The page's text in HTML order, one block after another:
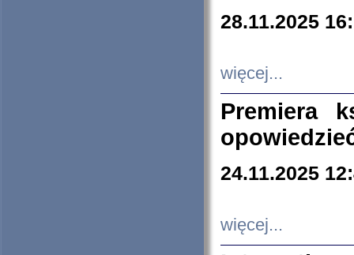
28.11.2025
więcej...
Premiera
24.11.2025
więcej...